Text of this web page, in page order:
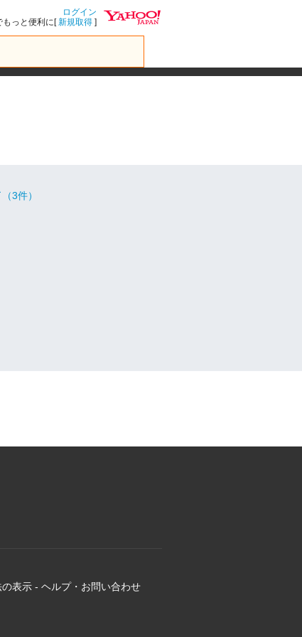
ログイン
もっと便利に[新規取得 ]
3件）
表示 - ヘルプ・お問い合わせ